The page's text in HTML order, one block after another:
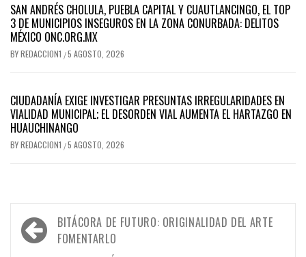
SAN ANDRÉS CHOLULA, PUEBLA CAPITAL Y CUAUTLANCINGO, EL TOP
3 DE MUNICIPIOS INSEGUROS EN LA ZONA CONURBADA: DELITOS
MÉXICO ONC.ORG.MX
BYREDACCION1 /5 AGOSTO, 2026
CIUDADANÍA EXIGE INVESTIGAR PRESUNTAS IRREGULARIDADES EN
VIALIDAD MUNICIPAL; EL DESORDEN VIAL AUMENTA EL HARTAZGO EN
HUAUCHINANGO
BYREDACCION1 /5 AGOSTO, 2026
Navegación
de
BITÁCORA DE FUTURO: ORIGINALIDAD DEL ARTE
FOMENTARLO